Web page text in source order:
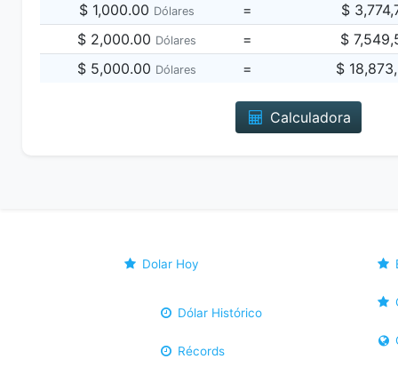
$ 1,000.00 Dólares =
$
$ 2,000.00 Dólares =
$
$ 5,000.00 Dólares = $
Calculadora
Dolar Hoy
Dólar Histórico
Récords